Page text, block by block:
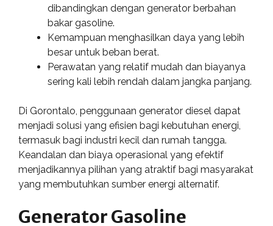
dibandingkan dengan generator berbahan
bakar gasoline.
Kemampuan menghasilkan daya yang lebih
besar untuk beban berat.
Perawatan yang relatif mudah dan biayanya
sering kali lebih rendah dalam jangka panjang.
Di Gorontalo, penggunaan generator diesel dapat
menjadi solusi yang efisien bagi kebutuhan energi,
termasuk bagi industri kecil dan rumah tangga.
Keandalan dan biaya operasional yang efektif
menjadikannya pilihan yang atraktif bagi masyarakat
yang membutuhkan sumber energi alternatif.
Generator Gasoline